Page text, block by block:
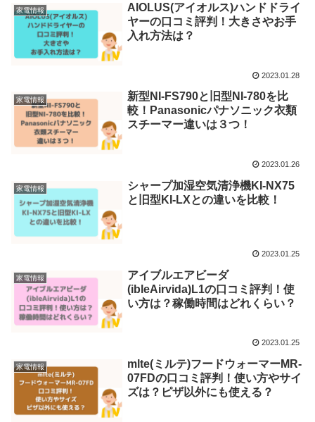
家電情報
AIOLUS(アイオルス)ハンドドライ
ヤーの口コミ評判！大きさやお手
入れ方法は？
2023.01.28
家電情報
新型NI-FS790と旧型NI-780を比
較！Panasonicパナソニック衣類
スチーマー違いは３つ！
2023.01.26
家電情報
シャープ加湿空気清浄機KI-NX75
と旧型KI-LXとの違いを比較！
2023.01.25
家電情報
アイブルエアビーダ
(ibleAirvida)L1の口コミ評判！使
い方は？稼働時間はどれくらい？
2023.01.25
家電情報
mlte(ミルテ)フードウォーマーMR-
07FDの口コミ評判！使い方やサイ
ズは？ピザ以外にも使える？